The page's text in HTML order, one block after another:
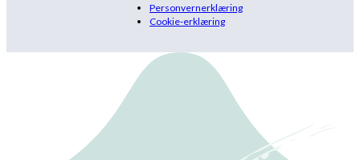
Personvernerklæring
Cookie-erklæring